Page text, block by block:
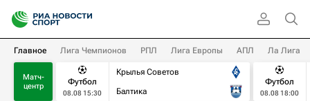
Главное Лига Чемпионов РПЛ Лига Европы АПЛ Ла Лига
Матч-
центр
Футбол
08.08 15:30
Крылья Советов
Балтика
Футбол
08.08 18:00